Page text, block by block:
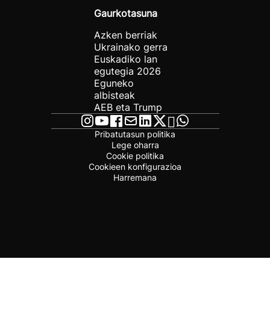
Gaurkotasuna
Azken berriak
Ukrainako gerra
Euskadiko lan
egutegia 2026
Eguneko
albisteak
AEB eta Trump
Pribatutasun politika
Lege oharra
Cookie politika
Cookieen konfigurazioa
Harremana